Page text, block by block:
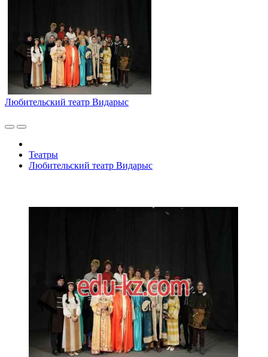
Любительский театр Видарыс
Театры
Любительский театр Видарыс